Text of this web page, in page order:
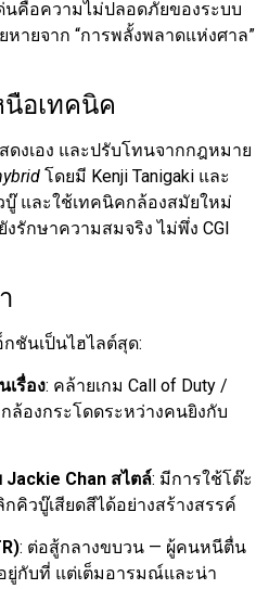
นคือความไม่ปลอดภัยของระบบ
ายจาก “การพลั้งพลาดแห่งศาล”
นือเทคนิค
ดงเอง และปรับโทนจากกฎหมาย
โดยมี Kenji Tanigaki และ
บู๊ และใช้เทคนิคกล้องสมัยใหม่
งรักษาความสมจริง ไม่พึ่ง CGI
ชันเป็นไฮไลต์สุด:
เรื่อง: คล้ายเกม Call of Duty /
ล้องกระโดดระหว่างคนยิงกับ
Chan สไตล์: มีการใช้โต๊ะ
กคิวบู๊เสียดสีได้อย่างสร้างสรรค์
: ต่อสู้กลางขบวน — ผู้คนหนีตื่น
ยู่กับที่ แต่เต็มอารมณ์และน่า